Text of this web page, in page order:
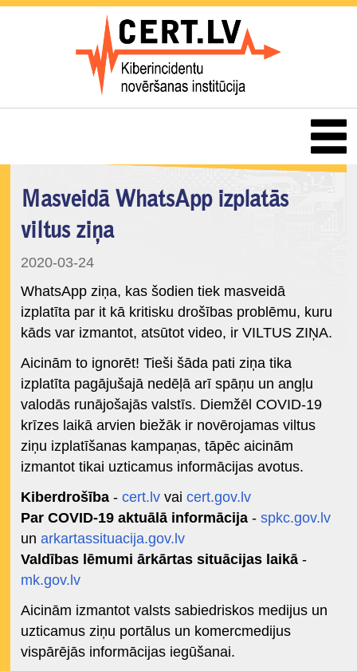
Masveidā WhatsApp izplatās
viltus ziņa
2020-03-24
WhatsApp ziņa, kas šodien tiek masveidā
izplatīta par it kā kritisku drošības problēmu, kuru
kāds var izmantot, atsūtot video, ir VILTUS ZIŅA.
Aicinām to ignorēt! Tieši šāda pati ziņa tika
izplatīta pagājušajā nedēļā arī spāņu un angļu
valodās runājošajās valstīs. Diemžēl COVID-19
krīzes laikā arvien biežāk ir novērojamas viltus
ziņu izplatīšanas kampaņas, tāpēc aicinām
izmantot tikai uzticamus informācijas avotus.
Kiberdrošība - cert.lvvai cert.gov.lv
Par COVID-19 aktuālā informācija - spkc.gov.lv
un arkartassituacija.gov.lv
Valdības lēmumi ārkārtas situācijas laikā-
mk.gov.lv
Aicinām izmantot valsts sabiedriskos medijus un
uzticamus ziņu portālus un komercmedijus
vispārējās informācijas iegūšanai.